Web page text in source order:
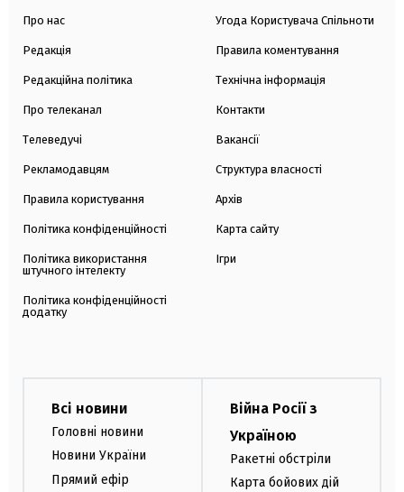
Про нас
Редакція
Редакційна політика
Про телеканал
Телеведучі
Рекламодавцям
Правила користування
Політика конфіденційності
Політика використання
штучного інтелекту
Політика конфіденційності
додатку
Угода Користувача Спільноти
Правила коментування
Технічна інформація
Контакти
Вакансії
Структура власності
Архів
Карта сайту
Ігри
Всі новини
Головні новини
Новини України
Прямий ефір
Війна Росії з
Україною
Ракетні обстріли
Карта бойових дій